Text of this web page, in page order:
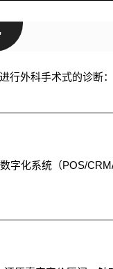
行外科手术式的诊断：
化系统（POS/